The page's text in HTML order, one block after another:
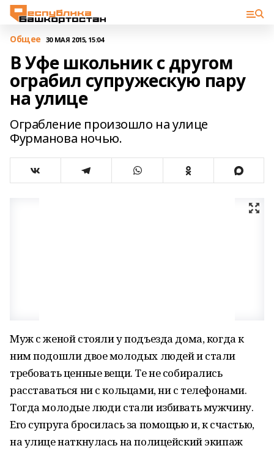
Общее 30 МАЯ 2015, 15:04
В Уфе школьник с другом
ограбил супружескую пару
на улице
Ограбление произошло на улице
Фурманова ночью.
Муж с женой стояли у подъезда дома, когда к
ним подошли двое молодых людей и стали
требовать ценные вещи. Те не собирались
расставаться ни с кольцами, ни с телефонами.
Тогда молодые люди стали избивать мужчину.
Его супруга бросилась за помощью и, к счастью,
на улице наткнулась на полицейский экипаж